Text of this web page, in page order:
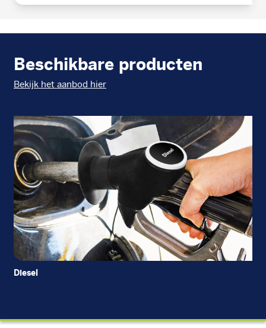
Beschikbare producten
Bekijk het aanbod hier
Diesel